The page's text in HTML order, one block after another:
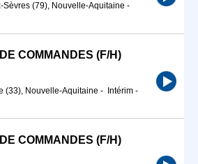
(79), Nouvelle-Aquitaine -
COMMANDES (F/H)
(33), Nouvelle-Aquitaine - Intérim -
COMMANDES (F/H)